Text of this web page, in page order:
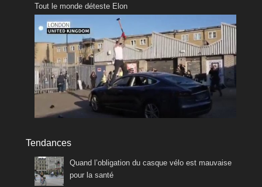
Tout le monde déteste Elon
Tendances
Quand l’obligation du casque vélo est mauvaise
pour la santé